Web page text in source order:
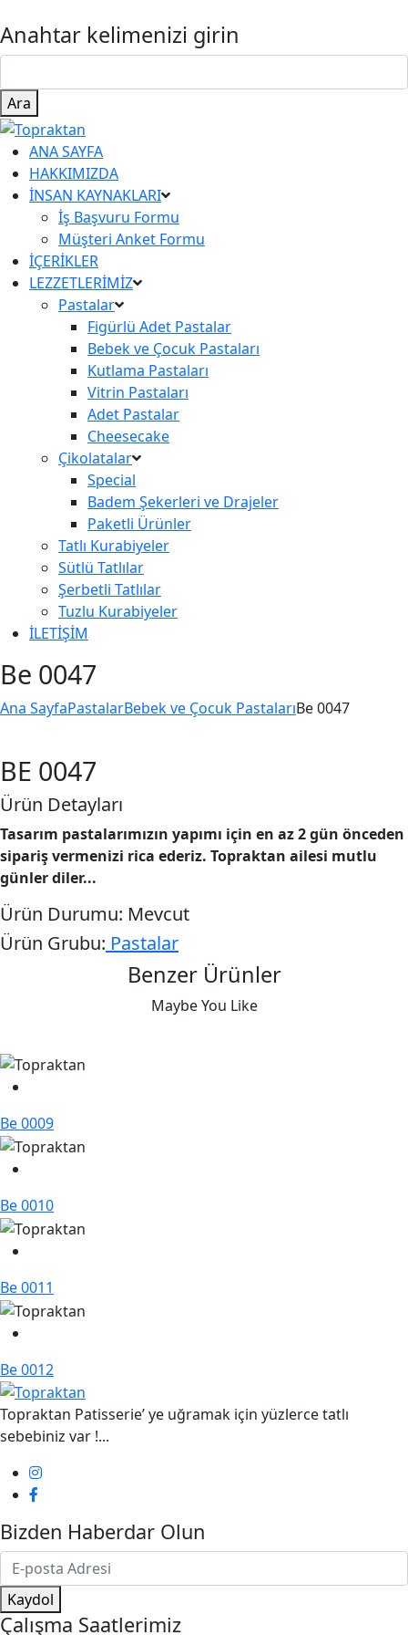
Anahtar kelimenizi girin
Ara
ANA SAYFA
HAKKIMIZDA
İNSAN KAYNAKLARI
İş Başvuru Formu
Müşteri Anket Formu
İÇERİKLER
LEZZETLERİMİZ
Pastalar
Figürlü Adet Pastalar
Bebek ve Çocuk Pastaları
Kutlama Pastaları
Vitrin Pastaları
Adet Pastalar
Cheesecake
Çikolatalar
Special
Badem Şekerleri ve Drajeler
Paketli Ürünler
Tatlı Kurabiyeler
Sütlü Tatlılar
Şerbetli Tatlılar
Tuzlu Kurabiyeler
İLETİŞİM
Be 0047
Ana SayfaPastalarBebek ve Çocuk PastalarıBe 0047
BE 0047
Ürün Detayları
Tasarım pastalarımızın yapımı için en az 2 gün önceden
sipariş vermenizi rica ederiz. Topraktan ailesi mutlu
günler diler...
Ürün Durumu: Mevcut
Ürün Grubu: Pastalar
Benzer Ürünler
Maybe You Like
Be 0009
Be 0010
Be 0011
Be 0012
Topraktan Patisserie’ ye uğramak için yüzlerce tatlı
sebebiniz var !...
Bizden Haberdar Olun
Kaydol
Çalışma Saatlerimiz